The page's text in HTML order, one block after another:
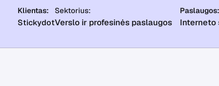
Klientas:
Stickydot
Sektorius:
Verslo ir profesinės paslaugos
Paslaugos:
Interneto